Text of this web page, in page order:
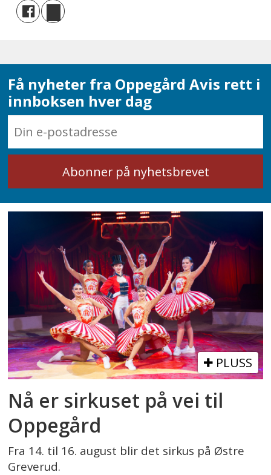
Få nyheter fra Oppegård Avis rett i
innboksen hver dag
PLUSS
Nå er sirkuset på vei til
Oppegård
Fra 14. til 16. august blir det sirkus på Østre
Greverud.